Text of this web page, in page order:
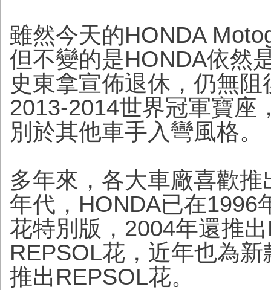
雖然今天的HONDA
但不變的是HONDA依然
史東拿宣佈退休，仍無
2013-2014世界冠軍寶座
別於其他車手入彎風格。
多年來，各大車廠喜歡
年代，HONDA已在1996
花特別版，2004年還推
REPSOL花，近年也為
推出REPSOL花。